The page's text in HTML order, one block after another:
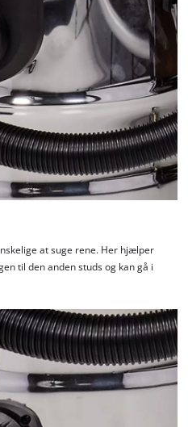
at suge rene. Her hjælper
til den anden studs og kan gå i